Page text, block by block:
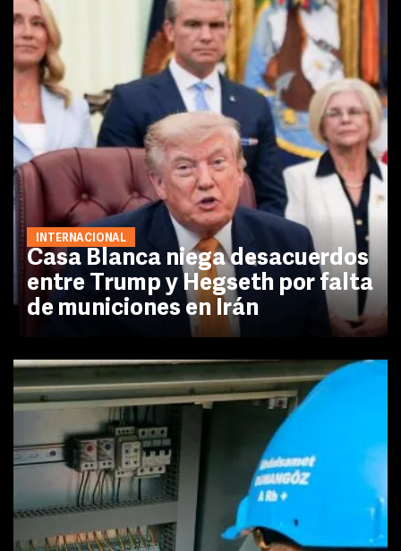
INTERNACIONAL
Casa Blanca niega desacuerdos
entre Trump y Hegseth por falta
de municiones en Irán